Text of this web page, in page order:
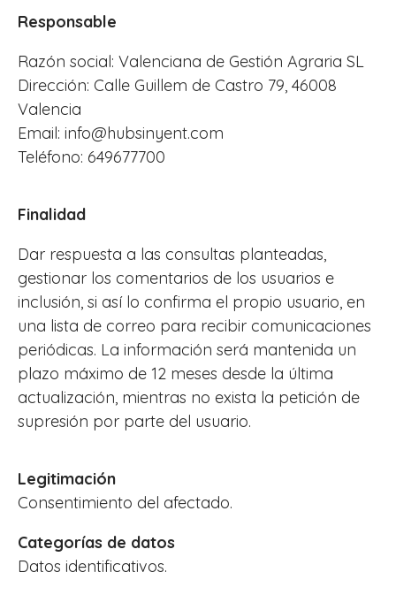
Responsable
Razón social: Valenciana de Gestión Agraria SL
Dirección: Calle Guillem de Castro 79, 46008
Valencia
Email: info@hubsinyent.com
Teléfono: 649677700
Finalidad
Dar respuesta a las consultas planteadas,
gestionar los comentarios de los usuarios e
inclusión, si así lo confirma el propio usuario, en
una lista de correo para recibir comunicaciones
periódicas. La información será mantenida un
plazo máximo de 12 meses desde la última
actualización, mientras no exista la petición de
supresión por parte del usuario.
Legitimación
Consentimiento del afectado.
Categorías de datos
Datos identificativos.